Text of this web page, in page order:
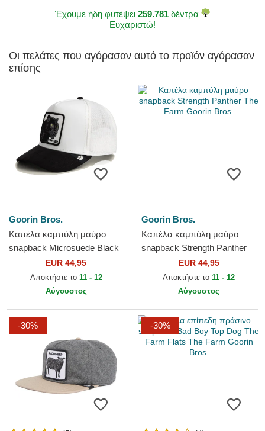
Έχουμε ήδη φυτέψει 259.781 δέντρα
Ευχαριστώ!
Οι πελάτες που αγόρασαν αυτό το προϊόν αγόρασαν
επίσης
Goorin Bros.
Καπέλα καμπύλη μαύρο
snapback Microsuede Black
Panther The Farm Goorin
EUR 44,95
Αποκτήστε το 11 - 12
Αύγουστος
Goorin Bros.
Καπέλα καμπύλη μαύρο
snapback Strength Panther
The Farm Goorin Bros.
EUR 44,95
Αποκτήστε το 11 - 12
Αύγουστος
-30% -30%